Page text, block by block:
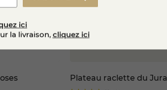
Plateau raclette du Jura
ici
la livraison, cliquez ici